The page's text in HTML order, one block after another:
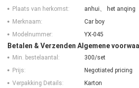
Plaats van herkomst:
anhui、 het anqing
Merknaam:
Car boy
Modelnummer:
YX-045
Betalen & Verzenden Algemene
Min. bestelaantal:
300/set
Prijs:
Negotiated pricing
Verpakking Details:
Karton